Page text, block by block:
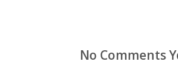
No Comments